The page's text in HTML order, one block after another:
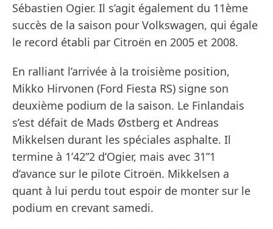
Sébastien Ogier. Il s’agit également du 11ème
succès de la saison pour Volkswagen, qui égale
le record établi par Citroën en 2005 et 2008.
En ralliant l’arrivée à la troisième position,
Mikko Hirvonen (Ford Fiesta RS) signe son
deuxième podium de la saison. Le Finlandais
s’est défait de Mads Østberg et Andreas
Mikkelsen durant les spéciales asphalte. Il
termine à 1’42”2 d’Ogier, mais avec 31”1
d’avance sur le pilote Citroën. Mikkelsen a
quant à lui perdu tout espoir de monter sur le
podium en crevant samedi.